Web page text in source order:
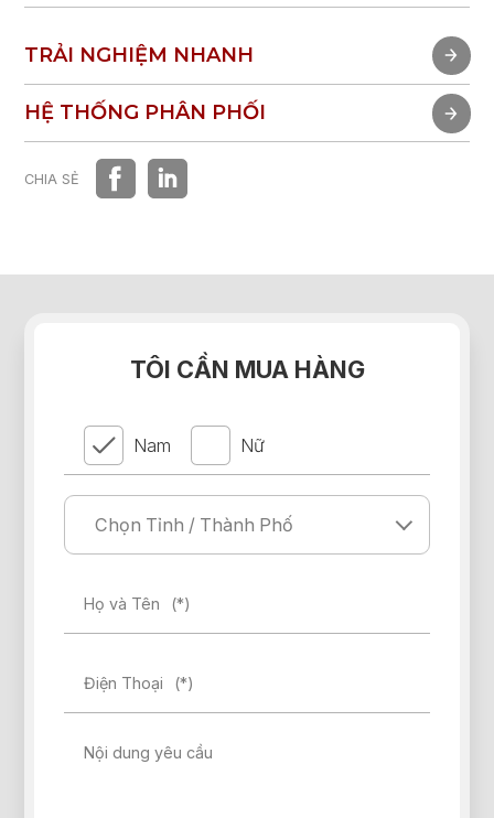
TRẢI NGHIỆM NHANH
TRẢI NGHIỆM NHANH
HỆ THỐNG PHÂN PHỐI
HỆ THỐNG PHÂN PHỐI
CHIA SẺ
TÔI CẦN MUA HÀNG
Nam Nữ
Họ và Tên (*)
Điện Thoại (*)
Nội dung yêu cầu